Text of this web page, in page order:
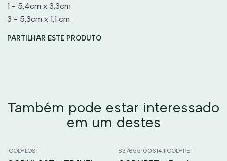
1 - 5,4cm x 3,3cm
3 - 5,3cm x 1,1 cm
PARTILHAR ESTE PRODUTO
Também pode estar interessado
em um destes
|CODYLOST 837655100614.1|CODYPET